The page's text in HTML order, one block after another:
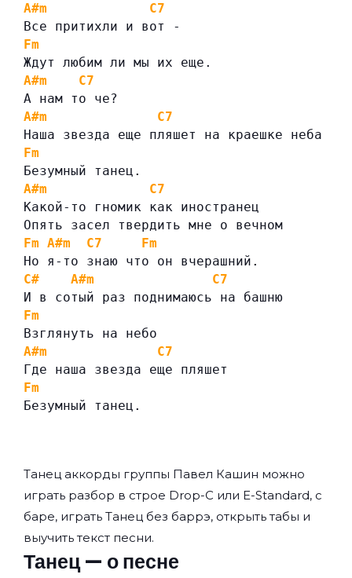
A#m
C7
Все притихли и вот -
Fm
Ждут любим ли мы их еще.
A#m
C7
А нам то че?
A#m
C7
Наша звезда еще пляшет на краешке неба
Fm
Безумный танец.
A#m
C7
Какой-то гномик как иностранец
Опять засел твердить мне о вечном
Fm A#m C7
Fm
Но я-то знаю что он вчерашний.
C#
A#m
C7
И в сотый раз поднимаюсь на башню
Fm
Взглянуть на небо
A#m
C7
Где наша звезда еще пляшет
Fm
Безумный танец.
Танец аккорды группы Павел Кашин можно
играть разбор в строе Drop-C или E-Standard, с
баре, играть Танец без баррэ, открыть табы и
выучить текст песни.
Танец — о песне